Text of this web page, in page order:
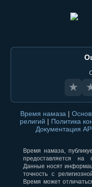
★
Время намаза |
религий | Политика
Документация
Время намаза,
предоставляется на
Данные носят
точность с
Время может